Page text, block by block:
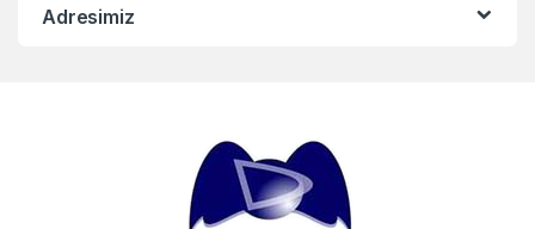
Adresimiz